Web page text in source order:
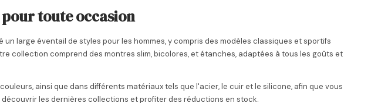
toute occasion
large éventail de styles pour les hommes, y compris des modèles classiques et sportifs
collection comprend des montres slim, bicolores, et étanches, adaptées à tous les goûts et
ainsi que dans différents matériaux tels que l'acier, le cuir et le silicone, afin que vous
les dernières collections et profiter des réductions en stock.